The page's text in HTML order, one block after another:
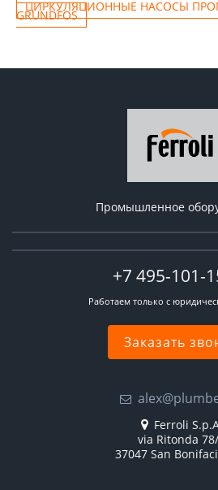
ЦИРКУЛЯЦИОННЫЕ НАСОСЫ
GRUNDFOS
Промышленное
+7 495-101-
Работаем только с
Заказать
Ferroli
via Ritonda
37047 San